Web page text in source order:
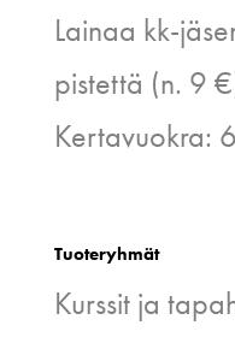
Lainaa kk-
pistettä (n. 9
Kertavuokra:
Tuoteryhmät
Kurssit ja